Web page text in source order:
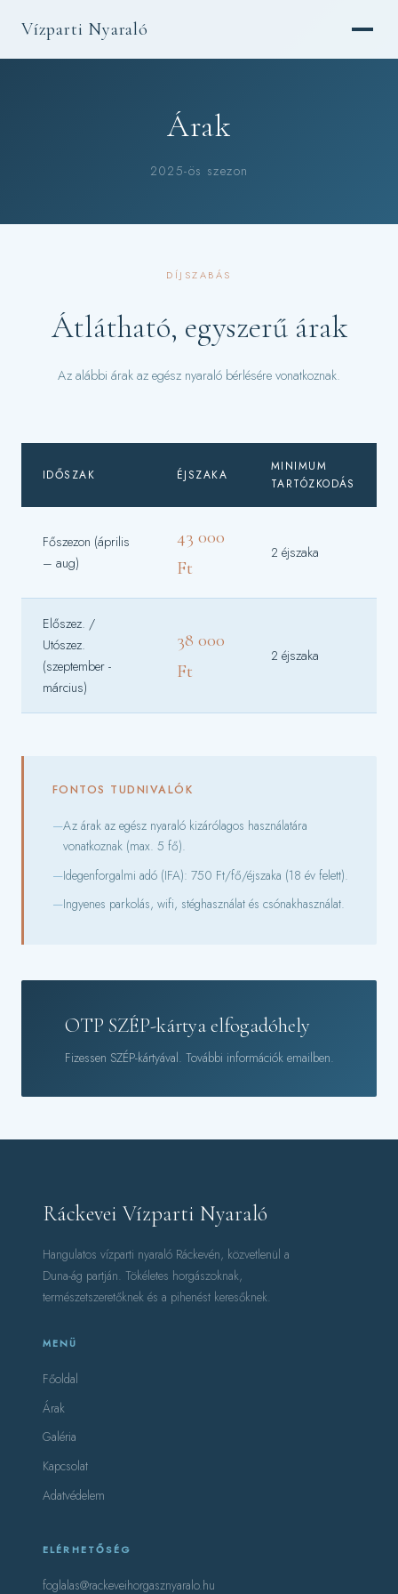
Vízparti Nyaraló
Árak
2025-ös szezon
DÍJSZABÁS
Átlátható, egyszerű árak
Az alábbi árak az egész nyaraló bérlésére vonatkoznak.
IDŐSZAK ÉJSZAKA
MINIMUM
TARTÓZKODÁS
Főszezon (április
– aug)
43 000
Ft
2 éjszaka
Előszez. /
Utószez.
(szeptember -
március)
38 000
Ft
2 éjszaka
FONTOS TUDNIVALÓK
Az árak az egész nyaraló kizárólagos használatára
vonatkoznak (max. 5 fő).
Idegenforgalmi adó (IFA): 750 Ft/fő/éjszaka (18 év felett).
Ingyenes parkolás, wifi, stéghasználat és csónakhasználat.
OTP SZÉP-kártya elfogadóhely
Fizessen SZÉP-kártyával. További információk emailben.
Ráckevei Vízparti Nyaraló
Hangulatos vízparti nyaraló Ráckevén, közvetlenül a
Duna-ág partján. Tökéletes horgászoknak,
természetszeretőknek és a pihenést keresőknek.
MENÜ
Főoldal
Árak
Galéria
Kapcsolat
Adatvédelem
ELÉRHETŐSÉG
foglalas@rackeveihorgasznyaralo.hu